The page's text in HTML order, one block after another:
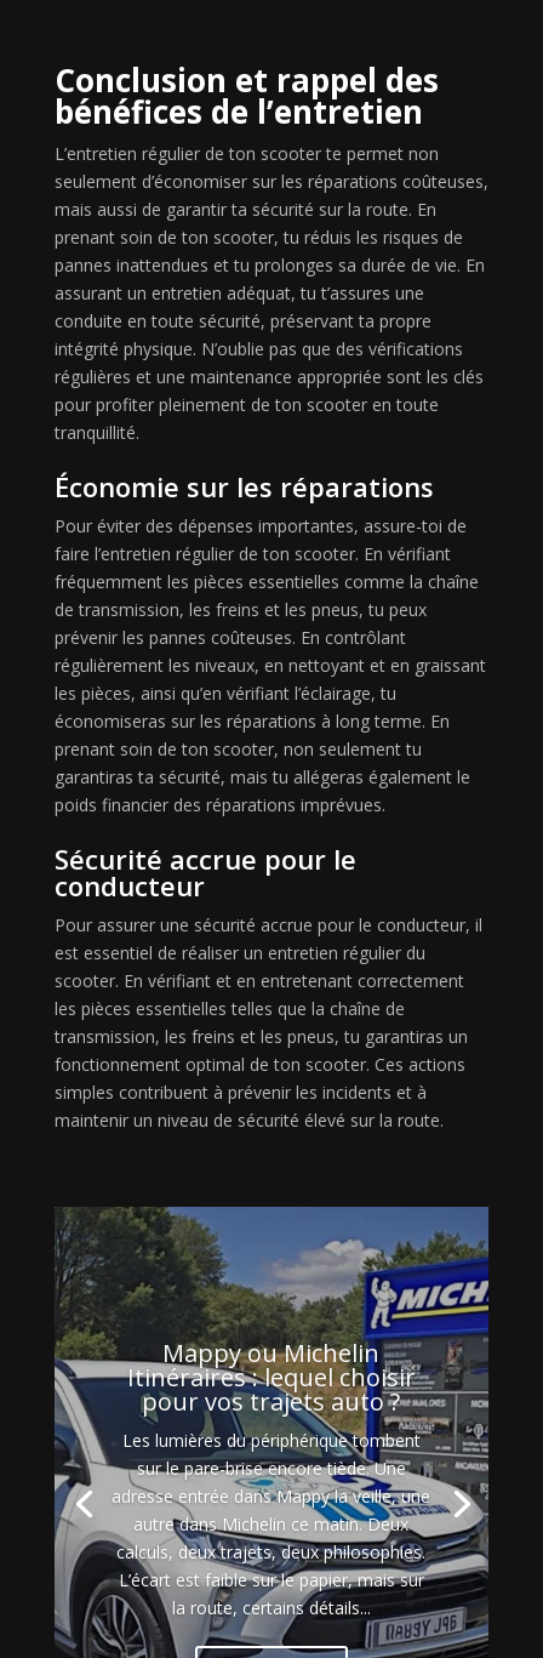
Conclusion et rappel des
bénéfices de l’entretien
L’entretien régulier de ton scooter te permet non
seulement d’économiser sur les réparations coûteuses,
mais aussi de garantir ta sécurité sur la route. En
prenant soin de ton scooter, tu réduis les risques de
pannes inattendues et tu prolonges sa durée de vie. En
assurant un entretien adéquat, tu t’assures une
conduite en toute sécurité, préservant ta propre
intégrité physique. N’oublie pas que des vérifications
régulières et une maintenance appropriée sont les clés
pour profiter pleinement de ton scooter en toute
tranquillité.
Économie sur les réparations
Pour éviter des dépenses importantes, assure-toi de
faire l’entretien régulier de ton scooter. En vérifiant
fréquemment les pièces essentielles comme la chaîne
de transmission, les freins et les pneus, tu peux
prévenir les pannes coûteuses. En contrôlant
régulièrement les niveaux, en nettoyant et en graissant
les pièces, ainsi qu’en vérifiant l’éclairage, tu
économiseras sur les réparations à long terme. En
prenant soin de ton scooter, non seulement tu
garantiras ta sécurité, mais tu allégeras également le
poids financier des réparations imprévues.
Sécurité accrue pour le
conducteur
Pour assurer une sécurité accrue pour le conducteur, il
est essentiel de réaliser un entretien régulier du
scooter. En vérifiant et en entretenant correctement
les pièces essentielles telles que la chaîne de
transmission, les freins et les pneus, tu garantiras un
fonctionnement optimal de ton scooter. Ces actions
simples contribuent à prévenir les incidents et à
maintenir un niveau de sécurité élevé sur la route.
Mappy ou Michelin
Itinéraires : lequel choisir
pour vos trajets auto ?
Les lumières du périphérique tombent
sur le pare-brise encore tiède. Une
adresse entrée dans Mappy la veille, une
autre dans Michelin ce matin. Deux
calculs, deux trajets, deux philosophies.
L’écart est faible sur le papier, mais sur
la route, certains détails...